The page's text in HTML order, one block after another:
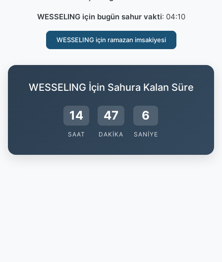
WESSELING için bugün sahur vakti: 04:10
WESSELING için ramazan imsakiyesi
WESSELING İçin Sahura Kalan Süre
14
SAAT
47
DAKIKA
5
SANIYE